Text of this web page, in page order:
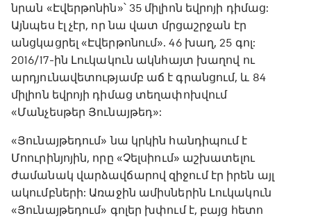
նրան «Էվերթոնին»՝ 35 միլիոն եվրոյի դիմաց:
Այնպես էլ չէր, որ նա վատ մրցաշրջան էր
անցկացրել «Էվերթոնում». 46 խաղ, 25 գոլ:
2016/17-ին Լուկակուն ակնհայտ խաղով ու
արդյունավետությամբ աճ է գրանցում, և 84
միլիոն եվրոյի դիմաց տեղափոխվում
«Մանչեսթեր Յունայթեդ»:
«Յունայթեդում» նա կրկին հանդիպում է
Մոուրինյոյին, որը «Չելսիում» աշխատելու
ժամանակ վարձավճարով զիջում էր իրեն այլ
ակումբների: Առաջին ամիսներին Լուկակուն
«Յունայթեդում» գոլեր խփում է, բայց հետո